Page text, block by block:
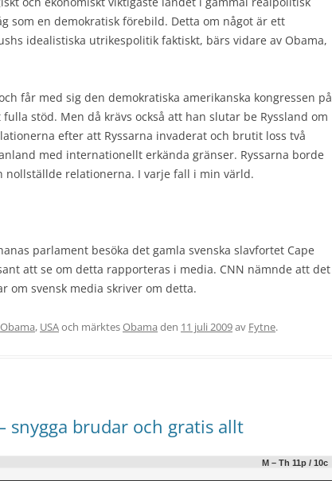
som en demokratisk förebild. Detta om något är ett
idealistiska utrikespolitik faktiskt, bärs vidare av Obama,
får med sig den demokratiska amerikanska kongressen på
stöd. Men då krävs också att han slutar be Ryssland om
efter att Ryssarna invaderat och brutit loss två
med internationellt erkända gränser. Ryssarna borde
nollställde relationerna. I varje fall i min värld.
parlament besöka det gamla svenska slavfortet Cape
att se om detta rapporteras i media. CNN nämnde att det
om svensk media skriver om detta.
Obama, USAoch märktesObama den 11 juli 2009av Fytne.
snygga brudar och gratis allt
M – Th 11p / 10c